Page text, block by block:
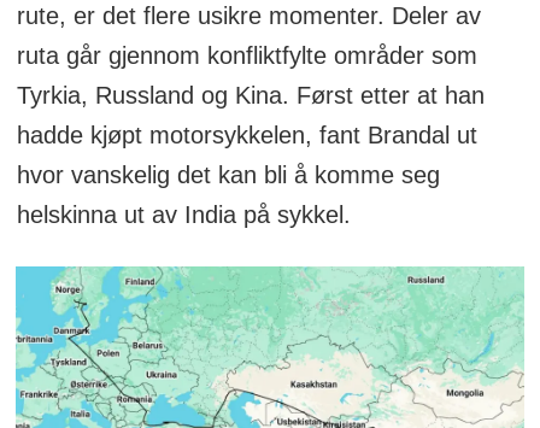
rute, er det flere usikre momenter. Deler av
ruta går gjennom konfliktfylte områder som
Tyrkia, Russland og Kina. Først etter at han
hadde kjøpt motorsykkelen, fant Brandal ut
hvor vanskelig det kan bli å komme seg
helskinna ut av India på sykkel.